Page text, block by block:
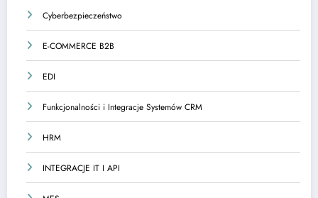
Cyberbezpieczeństwo
E-COMMERCE B2B
EDI
Funkcjonalności i Integracje Systemów CRM
HRM
INTEGRACJE IT I API